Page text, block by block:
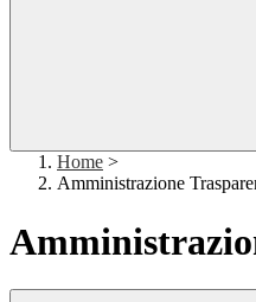
Home >
Amministrazione